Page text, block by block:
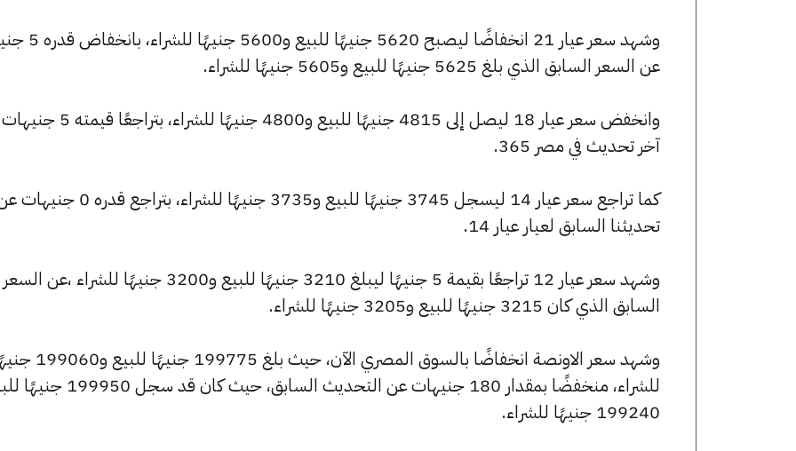
وشهد سعر عيار 21 انخفاضًا ليصبح
عن السعر السابق الذي بلغ 5625 جنيهًا للبيع و5605 جنيهًا للشراء.
وانخفض سعر عيار 18 ليصل إلى 4815 جنيهًا للبيع و4800 جنيهًا
آخر تحديث في مصر 365.
كما تراجع سعر عيار 14 ليسجل 3745 جنيهًا للبيع و3735 جنيهًا للشراء، بتراجع قدره 0
تحديثنا السابق لعيار عيار 14.
وشهد سعر عيار 12 تراجعًا بقيمة 5 جنيهًا ليبلغ 3210 جنيهًا للبيع و3200 جنيهًا للشراء ،عن السعر
السابق الذي كان 3215 جنيهًا للبيع و3205 جنيهًا للشراء.
وشهد سعر الاونصة انخفاضًا بالسوق المصري الآن، حيث بلغ 199775
للشراء، منخفضًا بمقدار 180 جنيهات عن التحديث السابق،
199240 جنيهًا للشراء.